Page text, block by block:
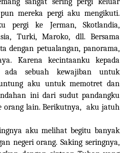
mereka pergi aku mengikuti.
pergi ke Jerman, Skotlandia,
Turki, Maroko, dll. Bersama
dengan petualangan, panorama,
Karena kecintaanku kepada
ada sebuah kewajiban untuk
aku untuk memotret dan
ini dari sudut pandangku
orang lain. Berikutnya, aku jatuh
aku melihat begitu banyak
negeri orang. Saking seringnya,